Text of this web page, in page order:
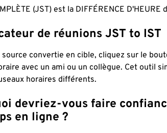
(JST) est la DIFFÉRENCE D'HEURE
de réunions JST to IST
source convertie en cible, cliquez sur le
avec un ami ou un collègue. Cet outil
horaires différents.
devriez-vous faire
en ligne ?